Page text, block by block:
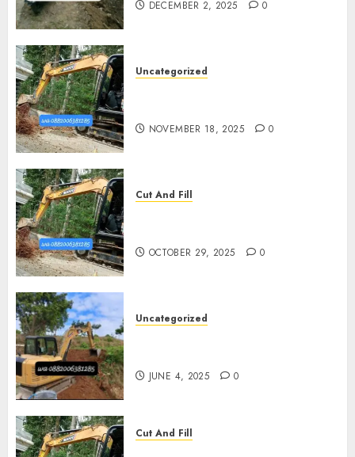
DECEMBER 2, 2025 0
Uncategorized
NOVEMBER 18, 2025 0
Cut And Fill
OCTOBER 29, 2025 0
Uncategorized
JUNE 4, 2025 0
Cut And Fill